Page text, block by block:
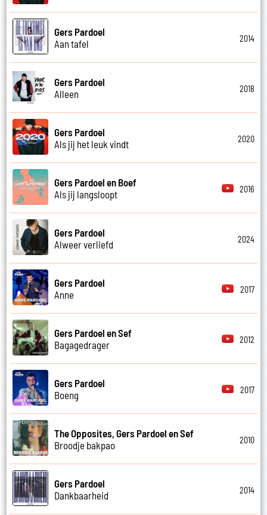
Gers Pardoel
Aan tafel
2014
Gers Pardoel
Alleen
2018
Gers Pardoel
Als jij het leuk vindt
2020
Gers Pardoel en Boef
Als jij langsloopt
2016
Gers Pardoel
Alweer verliefd
2024
Gers Pardoel
Anne
2017
Gers Pardoel en Sef
Bagagedrager
2012
Gers Pardoel
Boeng
2017
The Opposites, Gers Pardoel en Sef
Broodje bakpao
2010
Gers Pardoel
Dankbaarheid
2014